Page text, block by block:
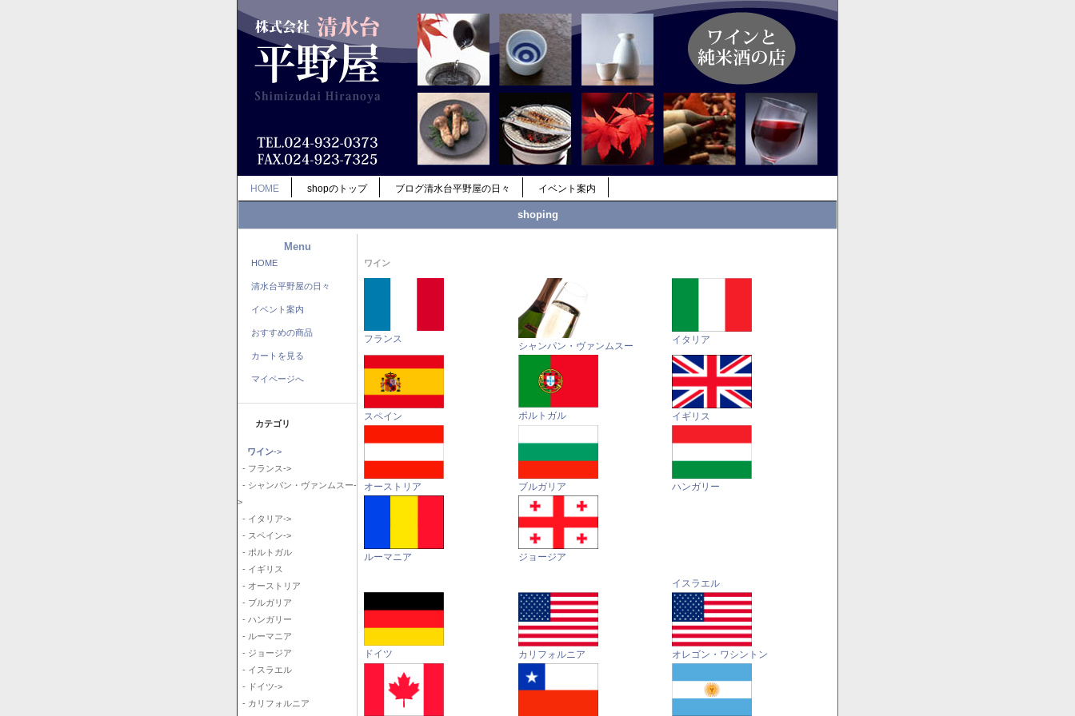
HOME shopのトップ ブログ清水台平野屋の日々 イベント案内
shoping
Menu
HOME
清水台平野屋の日々
イベント案内
おすすめの商品
カートを見る
マイページへ
カテゴリ
ワイン->
- フランス->
- シャンパン・ヴァンムスー-
>
- イタリア->
- スペイン->
- ポルトガル
- イギリス
- オーストリア
- ブルガリア
- ハンガリー
- ルーマニア
- ジョージア
- イスラエル
- ドイツ->
- カリフォルニア
ワイン
フランス
シャンパン・ヴァンムスー
イタリア
スペイン ポルトガル イギリス
オーストリア ブルガリア ハンガリー
ルーマニア ジョージア
イスラエル
ドイツ カリフォルニア オレゴン・ワシントン